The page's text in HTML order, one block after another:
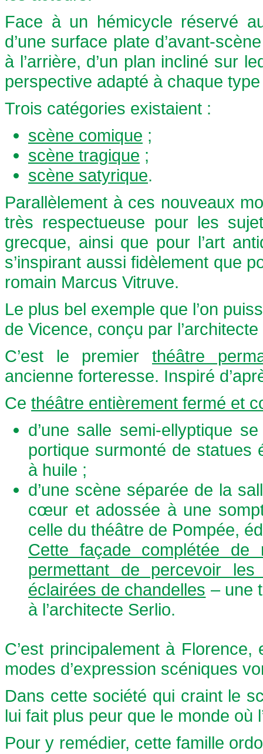
Face à un hémicycle réservé
d’une surface plate d’avant-
à l’arrière, d’un plan incliné sur
perspective adapté à chaque
Trois catégories existaient :
scène comique ;
scène tragique ;
scène satyrique.
Parallèlement à ces nouveaux
très respectueuse pour les
grecque, ainsi que pour l’art
s’inspirant aussi fidèlement que
romain Marcus Vitruve.
Le plus bel exemple que l’on
de Vicence, conçu par
C’est le premier théâtre
ancienne forteresse. Inspiré
Ce théâtre entièrement fermé et
d’une salle semi-ellyptique
portique surmonté de statues
à huile ;
d’une scène séparée de la
cœur et adossée à une
celle du théâtre de Pompée,
Cette façade complétée
permettant de percevoir
éclairées de chandelles – une
à l’architecte Serlio.
C’est principalement à
modes d’expression scéniques
Dans cette société qui craint le
lui fait plus peur que le monde où
Pour y remédier, cette famille